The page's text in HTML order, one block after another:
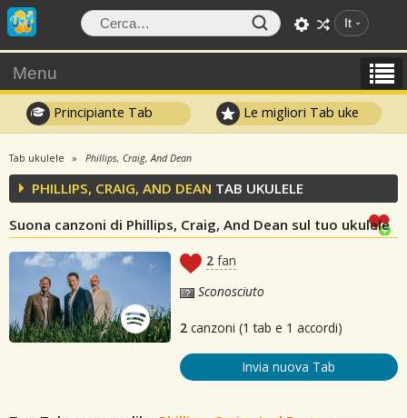
It
Menu
Principiante Tab Le migliori Tab uke
Tab ukulele Phillips, Craig, And Dean
PHILLIPS, CRAIG, AND DEAN TAB UKULELE
Suona canzoni di Phillips, Craig, And Dean sul tuo ukulele
2 fan
Sconosciuto
2 canzoni (1 tab e 1 accordi)
Invia nuova Tab